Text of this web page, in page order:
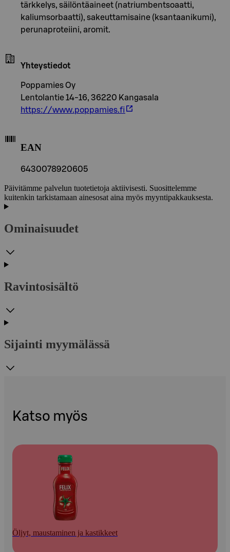
tärkkelys, säilöntäaineet (natriumbentsoaatti,
kaliumsorbaatti), sakeuttamisaine (ksantaanikumi),
perunaproteiini, aromit.
Yhteystiedot
Poppamies Oy
Lentolantie 14-16, 36220 Kangasala
https://www.poppamies.fi
EAN
6430078920605
Päivitämme palvelun tuotetietoja aktiivisesti. Suosittelemme
kuitenkin tarkistamaan ainesosat aina myös myyntipakkauksesta.
Ominaisuudet
Ravintosisältö
Sijainti myymälässä
Katso myös
Öljyt, maustaminen ja kastikkeet